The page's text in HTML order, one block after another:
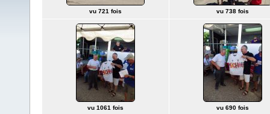
vu 721 fois vu 738 fois
vu 1061 fois vu 690 fois